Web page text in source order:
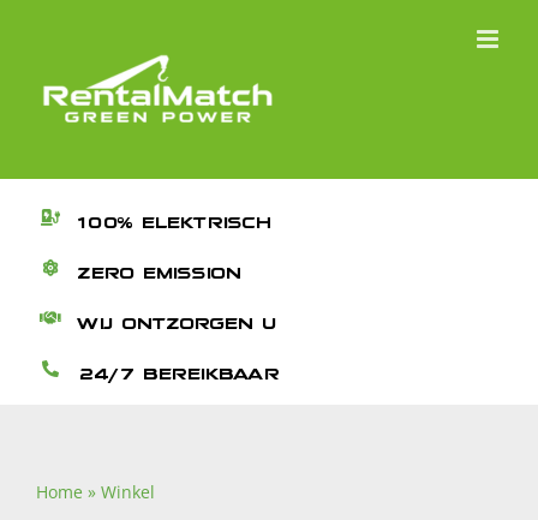
inhoud
100% ELEKTRISCH
ZERO EMISSION
WIJ ONTZORGEN U
24/7 BEREIKBAAR
Home » Winkel